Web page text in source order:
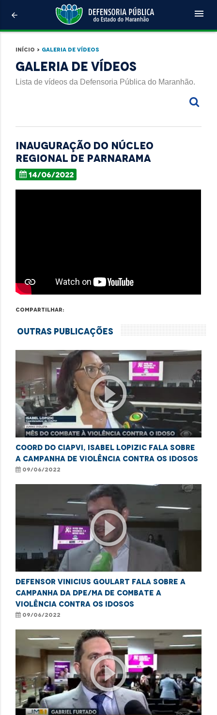
arrow_back menu
Início > Galeria de Vídeos
Galeria de Vídeos
Lista de vídeos da Defensoria Pública do Maranhão.
Inauguração do Núcleo
Regional de Parnarama
14/06/2022
Compartilhar:
Outras Publicações
play_circle_outline
Coord do CIAPVI, Isabel Lopizic fala sobre
a Campanha de Violência contra os idosos
09/06/2022
play_circle_outline
Defensor Vinicius Goulart fala sobre a
campanha da DPE/MA de combate a
violência contra os idosos
09/06/2022
play_circle_outline